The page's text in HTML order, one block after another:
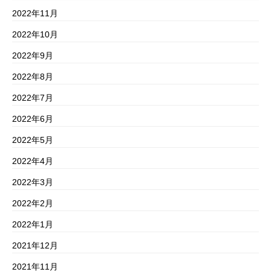
2022年11月
2022年10月
2022年9月
2022年8月
2022年7月
2022年6月
2022年5月
2022年4月
2022年3月
2022年2月
2022年1月
2021年12月
2021年11月